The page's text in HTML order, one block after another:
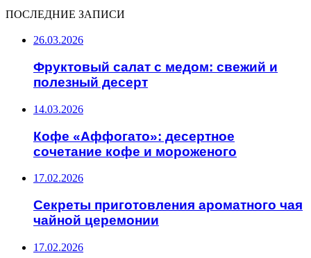
ПОСЛЕДНИЕ ЗАПИСИ
26.03.2026
Фруктовый салат с медом: свежий и
полезный десерт
14.03.2026
Кофе «Аффогато»: десертное
сочетание кофе и мороженого
17.02.2026
Секреты приготовления ароматного чая
чайной церемонии
17.02.2026